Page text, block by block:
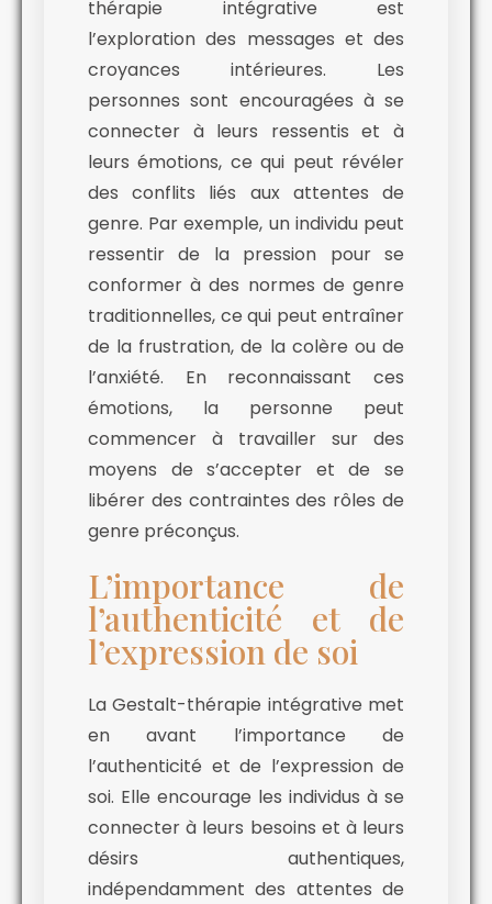
thérapie intégrative est
l’exploration des messages et des
croyances intérieures. Les
personnes sont encouragées à se
connecter à leurs ressentis et à
leurs émotions, ce qui peut révéler
des conflits liés aux attentes de
genre. Par exemple, un individu peut
ressentir de la pression pour se
conformer à des normes de genre
traditionnelles, ce qui peut entraîner
de la frustration, de la colère ou de
l’anxiété. En reconnaissant ces
émotions, la personne peut
commencer à travailler sur des
moyens de s’accepter et de se
libérer des contraintes des rôles de
genre préconçus.
L’importance de
l’authenticité et de
l’expression de soi
La Gestalt-thérapie intégrative met
en avant l’importance de
l’authenticité et de l’expression de
soi. Elle encourage les individus à se
connecter à leurs besoins et à leurs
désirs authentiques,
indépendamment des attentes de